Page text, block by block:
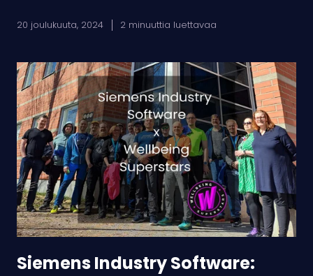
20 joulukuuta, 2024 2 minuuttia luettavaa
Siemens
Industry
Software:
fiksujen
ihmisten
älykkäitä
ratkaisuja
Siemens Industry Software: